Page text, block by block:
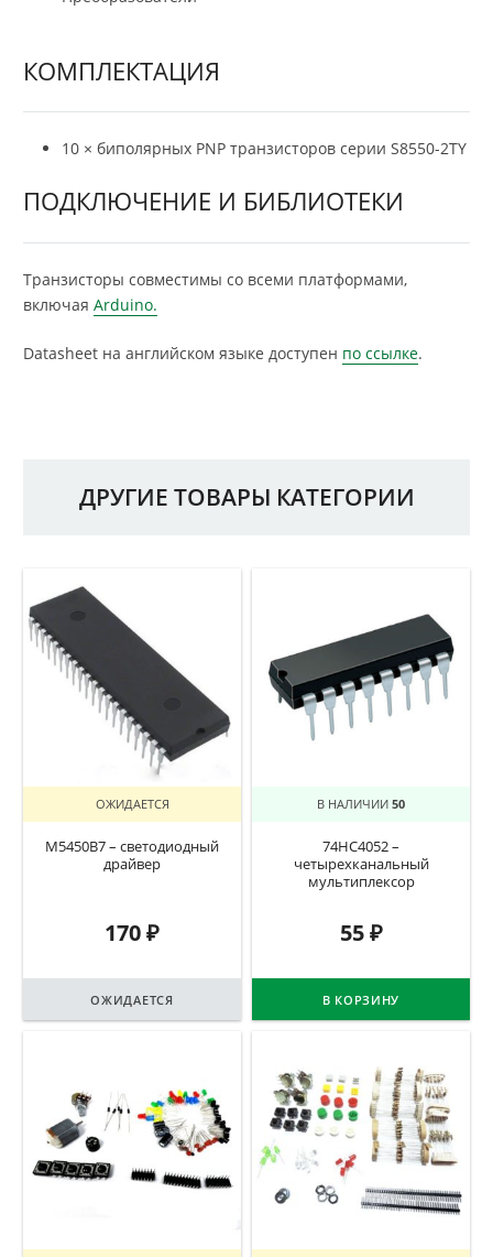
КОМПЛЕКТАЦИЯ
10 × биполярных PNP транзисторов серии S8550-2TY
ПОДКЛЮЧЕНИЕ И БИБЛИОТЕКИ
Транзисторы совместимы со всеми платформами,
включая Arduino.
Datasheet на английском языке доступен по ссылке.
ДРУГИЕ ТОВАРЫ КАТЕГОРИИ
ОЖИДАЕТСЯ
M5450B7 – светодиодный
драйвер
170₽
ОЖИДАЕТСЯ
В НАЛИЧИИ 50
74HC4052 –
четырехканальный
мультиплексор
55₽
В КОРЗИНУ